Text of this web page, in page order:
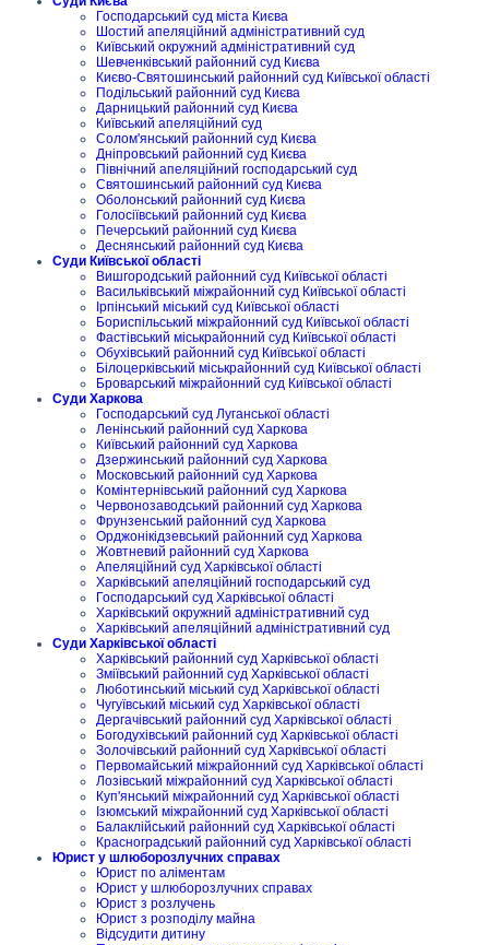
Господарський суд міста Києва
Шостий апеляційний адміністративний суд
Київський окружний адміністративний суд
Шевченківський районний суд Києва
Києво-Святошинський районний суд Київської області
Подільський районний суд Києва
Дарницький районний суд Києва
Київський апеляційний суд
Солом'янський районний суд Києва
Дніпровський районний суд Києва
Північний апеляційний господарський суд
Святошинський районний суд Києва
Оболонський районний суд Києва
Голосіївський районний суд Києва
Печерський районний суд Києва
Деснянський районний суд Києва
Суди Київської області
Вишгородський районний суд Київської області
Васильківський міжрайонний суд Київської області
Ірпінський міський суд Київської області
Бориспільський міжрайонний суд Київської області
Фастівський міськрайонний суд Київської області
Обухівський районний суд Київської області
Білоцерківський міськрайонний суд Київської області
Броварський міжрайонний суд Київської області
Суди Харкова
Господарський суд Луганської області
Ленінський районний суд Харкова
Київський районний суд Харкова
Дзержинський районний суд Харкова
Московський районний суд Харкова
Комінтернівський районний суд Харкова
Червонозаводський районний суд Харкова
Фрунзенський районний суд Харкова
Орджонікідзевський районний суд Харкова
Жовтневий районний суд Харкова
Апеляційний суд Харківської області
Харківський апеляційний господарський суд
Господарський суд Харківської області
Харківський окружний адміністративний суд
Харківський апеляційний адміністративний суд
Суди Харківської області
Харківський районний суд Харківської області
Зміївський районний суд Харківської області
Люботинський міський суд Харківської області
Чугуївський міський суд Харківської області
Дергачівський районний суд Харківської області
Богодухівський районний суд Харківської області
Золочівський районний суд Харківської області
Первомайський міжрайонний суд Харківської області
Лозівський міжрайонний суд Харківської області
Куп'янський міжрайонний суд Харківської області
Ізюмський міжрайонний суд Харківської області
Балаклійський районний суд Харківської області
Красноградський районний суд Харківської області
Юрист у шлюборозлучних справах
Юрист по аліментам
Юрист у шлюборозлучних справах
Юрист з розлучень
Юрист з розподілу майна
Відсудити дитину